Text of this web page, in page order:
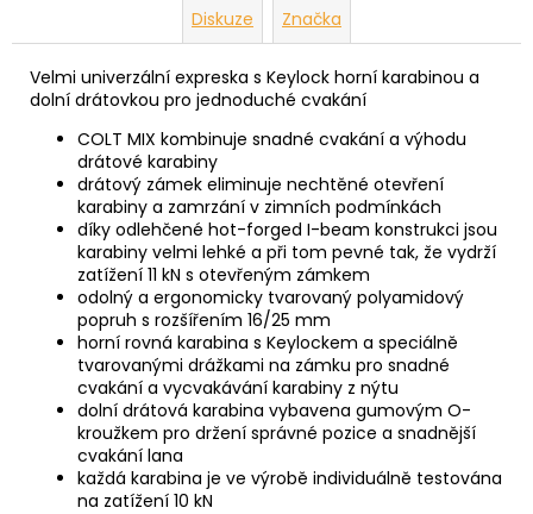
Diskuze
Značka
Velmi univerzální expreska s Keylock horní karabinou a
dolní drátovkou pro jednoduché cvakání
COLT MIX kombinuje snadné cvakání a výhodu
drátové karabiny
drátový zámek eliminuje nechtěné otevření
karabiny a zamrzání v zimních podmínkách
díky odlehčené hot-forged I-beam konstrukci jsou
karabiny velmi lehké a při tom pevné tak, že vydrží
zatížení 11 kN s otevřeným zámkem
odolný a ergonomicky tvarovaný polyamidový
popruh s rozšířením 16/25 mm
horní rovná karabina s Keylockem a speciálně
tvarovanými drážkami na zámku pro snadné
cvakání a vycvakávání karabiny z nýtu
dolní drátová karabina vybavena gumovým O-
kroužkem pro držení správné pozice a snadnější
cvakání lana
každá karabina je ve výrobě individuálně testována
na zatížení 10 kN